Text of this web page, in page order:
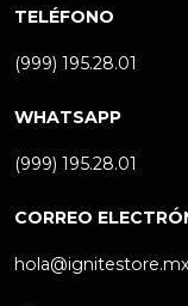
TELÉFONO
(999) 195.28.01
WHATSAPP
(999) 195.28.01
CORREO
hola@ignitestore.mx